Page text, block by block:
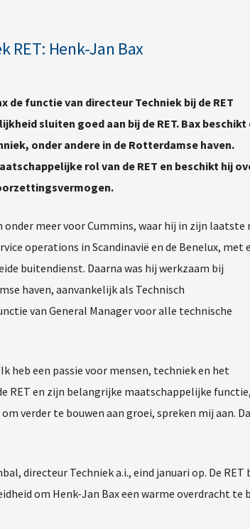
RET: Henk-Jan Bax
de functie van directeur Techniek bij de RET
sluiten goed aan bij de RET. Bax beschikt
onder andere in de Rotterdamse haven.
rol van de RET en beschikt hij
onder meer voor Cummins, waar hij in zijn laatste
operations in Scandinavië en de Benelux, met
buitendienst. Daarna was hij werkzaam bij
haven, aanvankelijk als Technisch
van General Manager voor alle technische
heb een passie voor mensen, techniek en het
RET en zijn belangrijke maatschappelijke
om verder te bouwen aan groei, spreken mij
directeur Techniek a.i., eind januari op. De
om Henk-Jan Bax een warme overdracht te